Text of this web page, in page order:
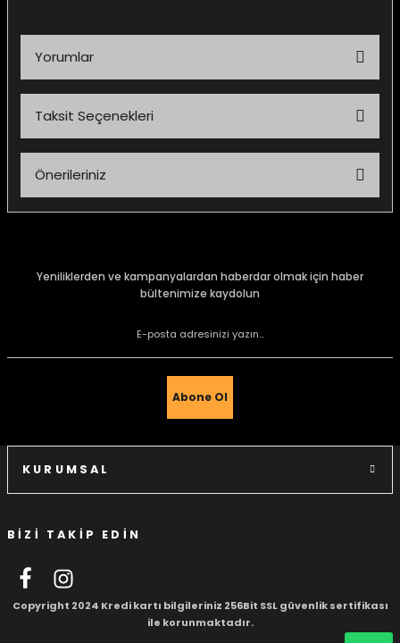
Yorumlar
Taksit Seçenekleri
Önerileriniz
Görüş ve önerileriniz için teşekkür ederiz.
Ürün açıklamasında eksik bilgiler bulunuyor.
Ürün fiyatı diğer sitelerden daha pahalı.
Bu ürüne benzer farklı alternatifler olmalı.
Yeniliklerden ve kampanyalardan haberdar olmak için haber
bültenimize kaydolun
Abone Ol
KURUMSAL
BİZİ TAKİP EDİN
Copyright 2024 Kredi kartı bilgileriniz 256Bit SSL güvenlik sertifikası
ile korunmaktadır.